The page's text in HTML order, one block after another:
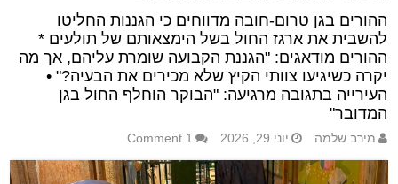
ההורים בגן טרום-חובה מדווחים כי הגננות החליטו
להשבית את ארגז החול בשל הימצאותם של תולעים *
ההורים מודאגים: "הגננת הקבועה שומרת עליהם, אך מה
יקרה כשיגיעו צוותי הקיץ שלא מכירים את הבעיה?" •
העירייה בתגובה מרגיעה: "הבוקר הוחלף החול בגן
המדובר"
מירב שלמה יוני 29, 2026 1 Comment